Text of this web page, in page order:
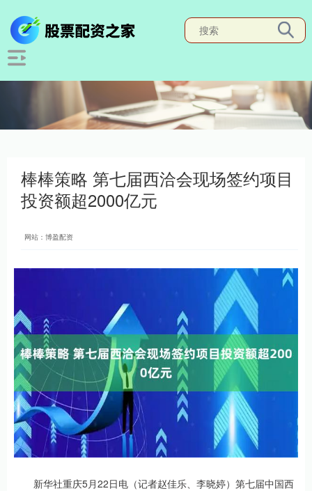
棒棒策略 第七届西洽会现场签约项目
投资额超2000亿元
网站：博盈配资
新华社重庆5月22日电（记者赵佳乐、李晓婷）第七届中国西